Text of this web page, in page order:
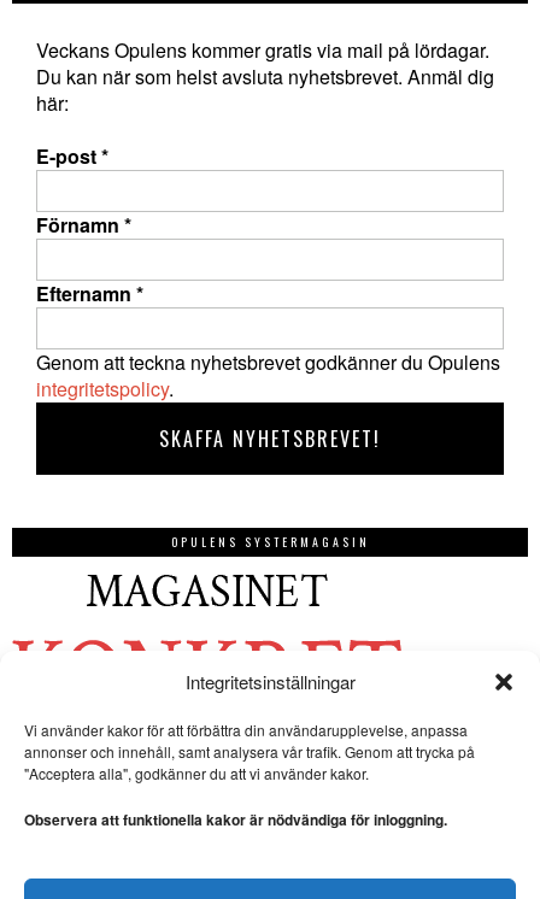
Integritetsinställningar
Vi använder kakor för att förbättra din användarupplevelse, anpassa
annonser och innehåll, samt analysera vår trafik. Genom att trycka på
"Acceptera alla", godkänner du att vi använder kakor.
Observera att funktionella kakor är nödvändiga för inloggning.
Veckans Opulens kommer gratis via mail på lördagar.
Du kan när som helst avsluta nyhetsbrevet. Anmäl dig
här:
E-post*
Förnamn *
Efternamn *
Genom att teckna nyhetsbrevet godkänner du Opulens
integritetspolicy.
OPULENS SYSTERMAGASIN